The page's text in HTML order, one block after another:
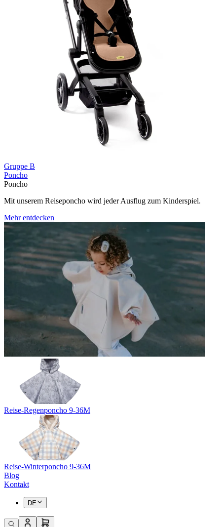
Gruppe B
Poncho
Poncho
Mit unserem Reiseponcho wird jeder Ausflug zum Kinderspiel.
Mehr entdecken
Reise-Regenponcho 9-36M
Reise-Winterponcho 9-36M
Blog
Kontakt
DE